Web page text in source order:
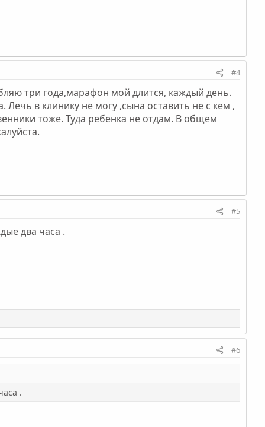
#4
три года,марафон мой длится, каждый день.
Лечь в клинику не могу ,сына оставить не с кем ,
тоже. Туда ребенка не отдам. В общем
#5
два часа .
#6
.